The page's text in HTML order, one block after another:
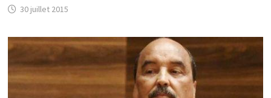
30 juillet 2015